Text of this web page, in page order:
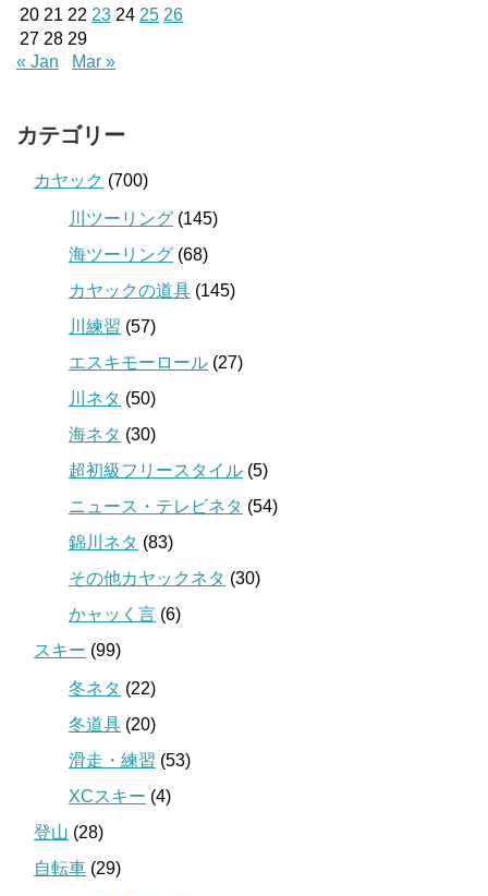
20 21 22 23 24 25 26
27 28 29
« Jan
Mar »
カテゴリー
カヤック (700)
川ツーリング (145)
海ツーリング (68)
カヤックの道具 (145)
川練習 (57)
エスキモーロール (27)
川ネタ (50)
海ネタ (30)
超初級フリースタイル (5)
ニュース・テレビネタ (54)
錦川ネタ (83)
その他カヤックネタ (30)
かャッく言 (6)
スキー (99)
冬ネタ (22)
冬道具 (20)
滑走・練習 (53)
XCスキー (4)
登山 (28)
自転車 (29)